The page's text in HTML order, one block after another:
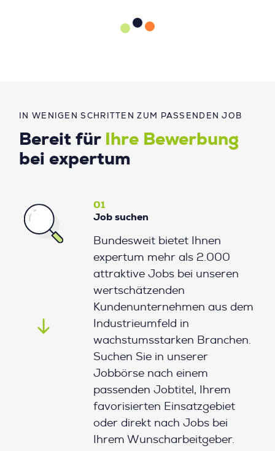
IN WENIGEN SCHRITTEN ZUM PASSENDEN JOB
Bereit für
Ihre Bewerbung
bei expertum
01
Job suchen
Bundesweit bietet Ihnen
expertum mehr als 2.000
attraktive Jobs bei unseren
wertschätzenden
Kundenunternehmen aus dem
Industrieumfeld in
wachstumsstarken Branchen.
Suchen Sie in unserer
Jobbörse nach einem
passenden Jobtitel, Ihrem
favorisierten Einsatzgebiet
oder direkt nach Jobs bei
Ihrem Wunscharbeitgeber.